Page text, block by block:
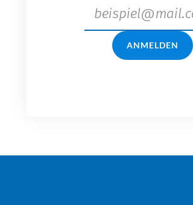
ANMELDEN